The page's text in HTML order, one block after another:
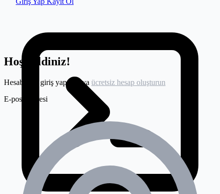
Hoş geldiniz!
Hesabınıza giriş yapın veya ücretsiz hesap oluşturun
E-posta adresi